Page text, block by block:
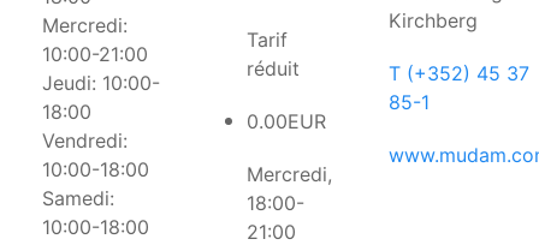
Mercredi:
10:00-21:00
Jeudi: 10:00-
18:00
Vendredi:
10:00-18:00
Samedi:
10:00-18:00
Tarif
réduit
0.00EUR
Mercredi,
18:00-
21:00
Kirchberg
T (+352) 45 37
85-1